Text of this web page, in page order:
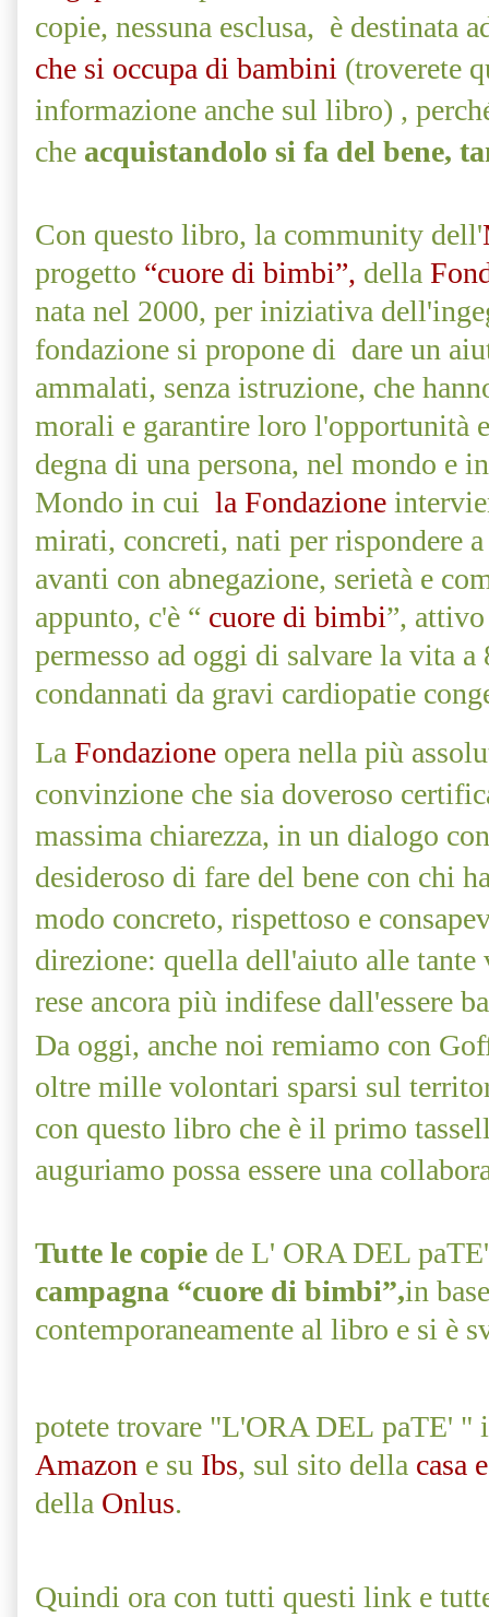
copie, nessuna esclusa, è destinata
che si occupa di bambini (troverete
informazione anche sul libro) ,
che acquistandolo si fa del bene,
Con questo libro, la community dell'
progetto “cuore di bimbi”, della
nata nel 2000, per iniziativa
fondazione si propone di dare un
ammalati, senza istruzione, che
morali e garantire loro l'opportunità
degna di una persona, nel mondo e
Mondo in cui la Fondazione
mirati, concreti, nati per rispondere
avanti con abnegazione, serietà e
appunto, c'è “ cuore di bimbi”,
permesso ad oggi di salvare la vita
condannati da gravi cardiopatie
La Fondazione opera nella più
convinzione che sia doveroso
massima chiarezza, in un dialogo
desideroso di fare del bene con chi
modo concreto, rispettoso e
direzione: quella dell'aiuto alle
rese ancora più indifese dall'essere
Da oggi, anche noi remiamo con
oltre mille volontari sparsi sul
con questo libro che è il primo
auguriamo possa essere una
Tutte le copie de L' ORA DEL
campagna “cuore di bimbi”,in
contemporaneamente al libro e si è
potete trovare "L'ORA DEL paTE' "
Amazon e su Ibs, sul sito della casa
della Onlus.
Quindi ora con tutti questi link e